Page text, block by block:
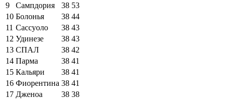
9
Сампдория 38 53
10 Болонья 38 44
11 Сассуоло 38 43
12 Удинезе 38 43
13 СПАЛ 38 42
14 Парма 38 41
15 Кальяри 38 41
16 Фиорентина 38 41
17 Дженоа 38 38